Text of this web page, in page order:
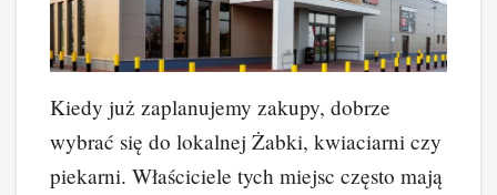
Kiedy już zaplanujemy zakupy, dobrze
wybrać się do lokalnej Żabki, kwiaciarni czy
piekarni. Właściciele tych miejsc często mają